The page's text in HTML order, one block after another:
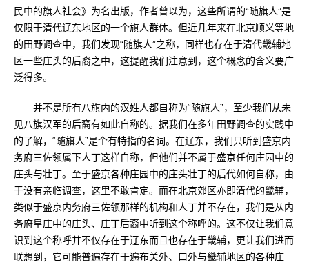
民中的旗人社会》为名出版，作者曾以为，这些所谓的“随旗人”是
仅限于清代辽东地区的一个旗人群体。但近几年来在北京顺义等地
的田野调查中，我们发现“随旗人”之称，同样也存在于清代畿辅地
区一些庄头的后裔之中，这提醒我们注意到，这个概念的含义要广
泛得多。
并不是所有八旗内的汉姓人都自称为“随旗人”，至少我们从未
见八旗汉军的后裔有如此自称的。据我们在多年田野调查的实践中
的了解，“随旗人”是个有特指的名词。在辽东，我们只听到盛京内
务府三佐领属下人丁这样自称，但他们并不属于盛京任何庄园中的
庄头与壮丁。至于盛京各种庄园中的庄头壮丁的后代如何自称，由
于没有亲临调查，这里不敢肯定。而在北京郊区亦即清代的畿辅，
类似于盛京内务府三佐领那样的机构和人丁并不存在，我们是从内
务府皇庄中的庄头、庄丁后裔中听到这个称呼的。这不仅让我们意
识到这个称呼并不仅存在于辽东而且也存在于畿辅，更让我们进而
联想到，它可能普遍存在于遍布关外、口外与畿辅地区的各种庄